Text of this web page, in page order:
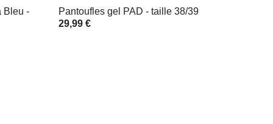
Bleu -
Pantoufles gel PAD - taille 38/39
29,99 €